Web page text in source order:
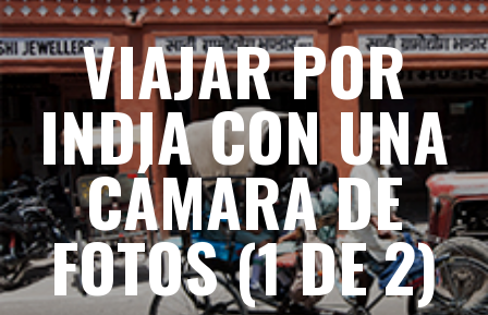
VIAJAR POR
INDIA CON UNA
CÁMARA DE
FOTOS (1 DE 2)